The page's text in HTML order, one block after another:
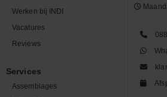
Werken bij INDI
Vacatures
Reviews
Services
Assemblages